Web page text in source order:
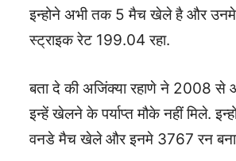
इन्होने अभी तक 5 मैच खेले है और
स्ट्राइक रेट 199.04 रहा.
बता दे की अजिंक्या रहाणे ने 2008
इन्हें खेलने के पर्याप्त मौके नहीं मिले.
वनडे मैच खेले और इनमे 3767 रन